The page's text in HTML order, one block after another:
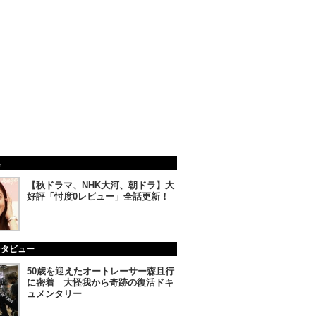
【秋ドラマ、NHK大河、朝ドラ】大
好評「忖度0レビュー」全話更新！
ビュー
50歳を迎えたオートレーサー森且行
に密着 大怪我から奇跡の復活ドキ
ュメンタリー